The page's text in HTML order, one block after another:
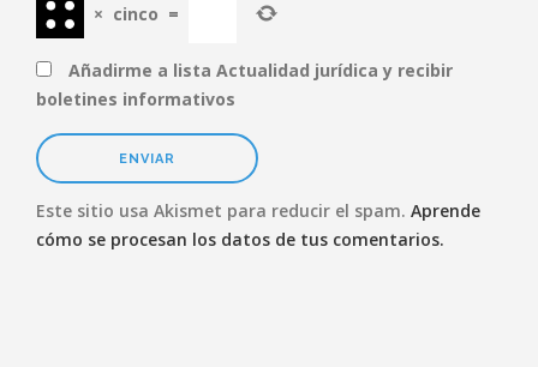
× cinco =
Añadirme a lista Actualidad jurídica y recibir
boletines informativos
Este sitio usa Akismet para reducir el spam. Aprende
cómo se procesan los datos de tus comentarios.